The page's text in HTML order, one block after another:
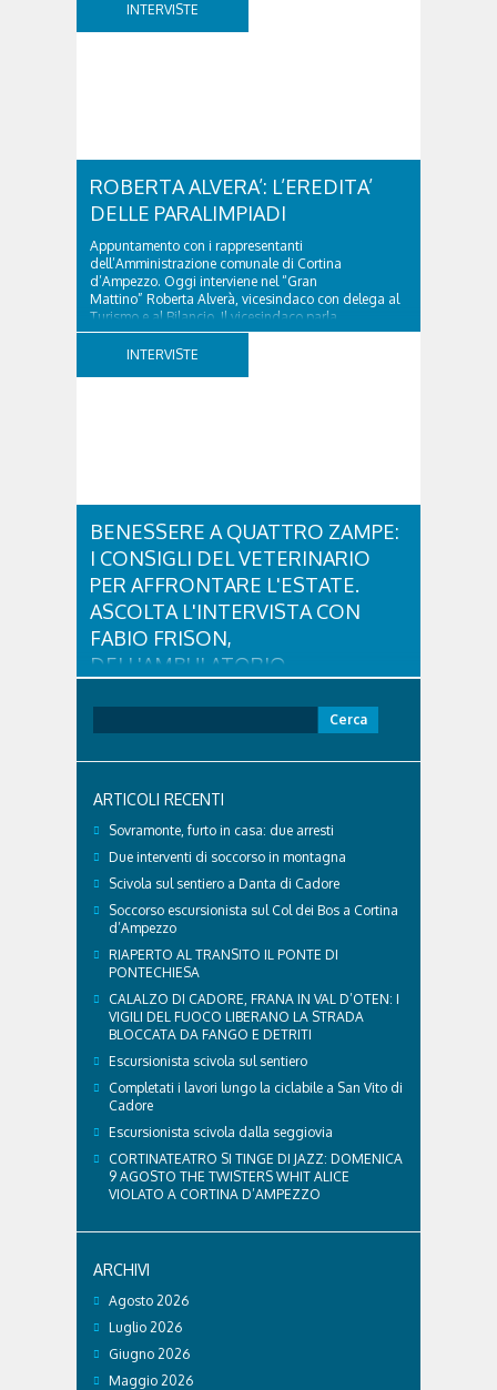
INTERVISTE
ROBERTA ALVERA’: L’EREDITA’
DELLE PARALIMPIADI
Appuntamento con i rappresentanti
dell’Amministrazione comunale di Cortina
d’Ampezzo. Oggi interviene nel “Gran
Mattino” Roberta Alverà, vicesindaco con delega al
Turismo e al Bilancio. Il vicesindaco parla
dell'eredità delle Paralimpiadi Milano Cortina 2026,
di accessibilità e di come...
INTERVISTE
BENESSERE A QUATTRO ZAMPE:
I CONSIGLI DEL VETERINARIO
PER AFFRONTARE L'ESTATE.
ASCOLTA L'INTERVISTA CON
FABIO FRISON,
DELL'AMBULATORIO
con il veterinario di Cortina, che ci ha illustrato i
principali accorgimenti per aiutare i cani ad
affrontare il caldo in sicurezza e benessere...
per:
ARTICOLI RECENTI
Sovramonte, furto in casa: due arresti
Due interventi di soccorso in montagna
Scivola sul sentiero a Danta di Cadore
Soccorso escursionista sul Col dei Bos a Cortina
d’Ampezzo
RIAPERTO AL TRANSITO IL PONTE DI
PONTECHIESA
CALALZO DI CADORE, FRANA IN VAL D’OTEN: I
VIGILI DEL FUOCO LIBERANO LA STRADA
BLOCCATA DA FANGO E DETRITI
Escursionista scivola sul sentiero
Completati i lavori lungo la ciclabile a San Vito di
Cadore
Escursionista scivola dalla seggiovia
CORTINATEATRO SI TINGE DI JAZZ: DOMENICA
9 AGOSTO THE TWISTERS WHIT ALICE
VIOLATO A CORTINA D’AMPEZZO
ARCHIVI
Agosto 2026
Luglio 2026
Giugno 2026
Maggio 2026